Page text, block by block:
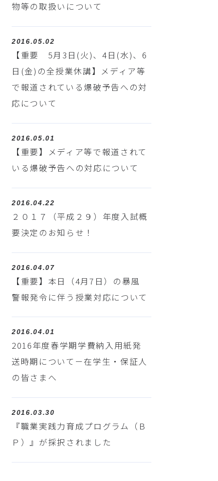
物等の取扱いについて
2016.05.02
【重要 5月3日(火)、4日(水)、6
日(金)の全授業休講】メディア等
で報道されている爆破予告への対
応について
2016.05.01
【重要】メディア等で報道されて
いる爆破予告への対応について
2016.04.22
２０１７（平成２９）年度入試概
要決定のお知らせ！
2016.04.07
【重要】本日（4月7日）の暴風
警報発令に伴う授業対応について
2016.04.01
2016年度春学期学費納入用紙発
送時期について－在学生・保証人
の皆さまへ
2016.03.30
『職業実践力育成プログラム（Ｂ
Ｐ）』が採択されました